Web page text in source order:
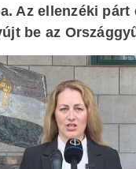
Az ellenzéki
be az